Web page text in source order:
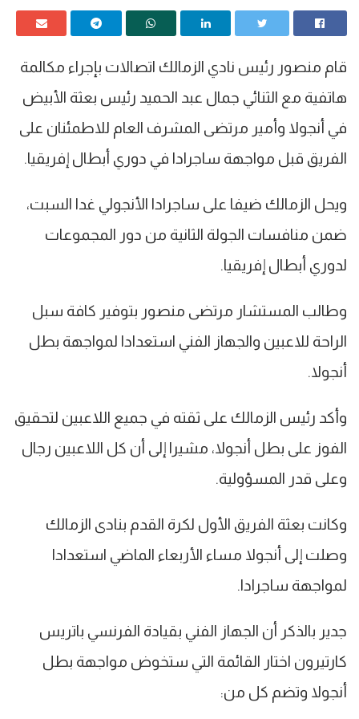
قام منصور رئيس نادي الزمالك اتصالات بإجراء مكالمة
هاتفية مع الثنائي جمال عبد الحميد رئيس بعثة الأبيض
في أنجولا وأمير مرتضى المشرف العام للاطمئنان على
الفريق قبل مواجهة ساجرادا في دوري أبطال إفريقيا.
ويحل الزمالك ضيفا على ساجرادا الأنجولي غدا السبت،
ضمن منافسات الجولة الثانية من دور المجموعات
لدوري أبطال إفريقيا.
وطالب المستشار مرتضى منصور بتوفير كافة سبل
الراحة للاعبين والجهاز الفني استعدادا لمواجهة بطل
أنجولا.
وأكد رئيس الزمالك على ثقته في جميع اللاعبين لتحقيق
الفوز على بطل أنجولا، مشيرا إلى أن كل اللاعبين رجال
وعلى قدر المسؤولية.
وكانت بعثة الفريق الأول لكرة القدم بنادى الزمالك
وصلت إلى أنجولا مساء الأربعاء الماضي استعدادا
لمواجهة ساجرادا.
جدير بالذكر أن الجهاز الفني بقيادة الفرنسي باتريس
كارتيرون اختار القائمة التي ستخوض مواجهة بطل
أنجولا وتضم كل من: